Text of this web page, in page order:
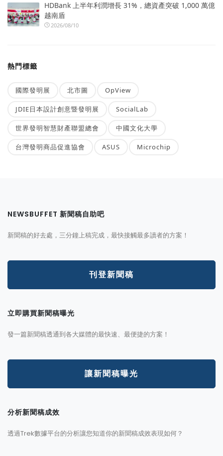
HDBank 上半年利潤增長 31%，總資產突破 1,000 萬億
越南盾
2026/08/10
熱門標籤
國際發明展 北市圖 OpView
JDIE日本設計創意暨發明展 SocialLab
世界發明智慧財產聯盟總會 中國文化大學
台灣發明商品促進協會 ASUS Microchip
NEWSBUFFET 新聞稿自助吧
新聞稿的好去處，三分鐘上稿完成，最快接觸最多讀者的方案！
刊登新聞稿
立即購買新聞稿曝光
發一篇新聞稿透通到各大媒體的最快速、最便捷的方案！
讓新聞稿曝光
分析新聞稿成效
透過Trek數據平台的分析讓您知道你的新聞稿成效表現如何？